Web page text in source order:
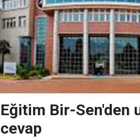
Eğitim Bir-Sen'den
cevap